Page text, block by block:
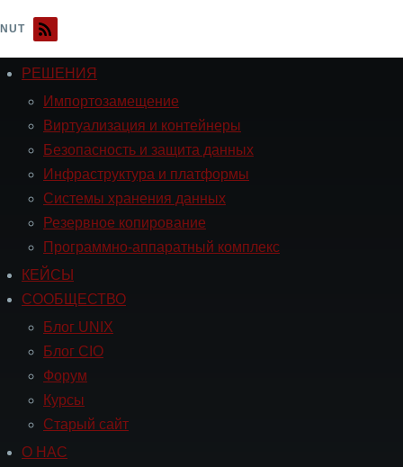
NUT
Навигация
РЕШЕНИЯ
РЕШЕНИЯ
Импортозамещение
Виртуализация и контейнеры
Безопасность и защита данных
Инфраструктура и платформы
Системы хранения данных
Резервное копирование
Программно-аппаратный комплекс
Навигация
СООБЩЕСТВО
КЕЙСЫ
СООБЩЕСТВО
Блог UNIX
Блог CIO
Форум
Курсы
Старый сайт
Навигация
О НАС